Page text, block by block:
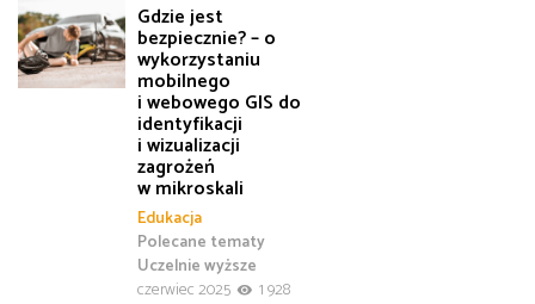
Gdzie jest
bezpiecznie? – o
wykorzystaniu
mobilnego
i webowego GIS do
identyfikacji
i wizualizacji
zagrożeń
w mikroskali
Edukacja
Polecane tematy
Uczelnie wyższe
czerwiec 2025
1 928